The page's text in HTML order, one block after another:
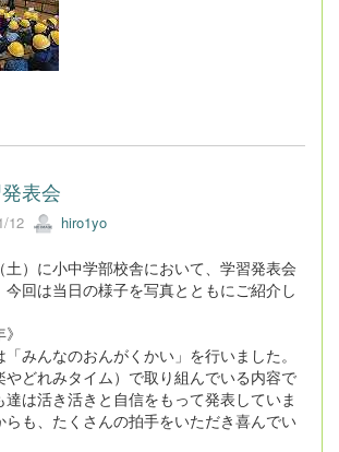
表会
12 hiro1yo
）に小中学部校舎において、学習発表会
回は当日の様子を写真とともにご紹介し
みんなのおんがくかい」を行いました。
やどれみタイム）で取り組んでいる内容で
達は活き活きと自信をもって発表していま
らも、たくさんの拍手をいただき喜んでい